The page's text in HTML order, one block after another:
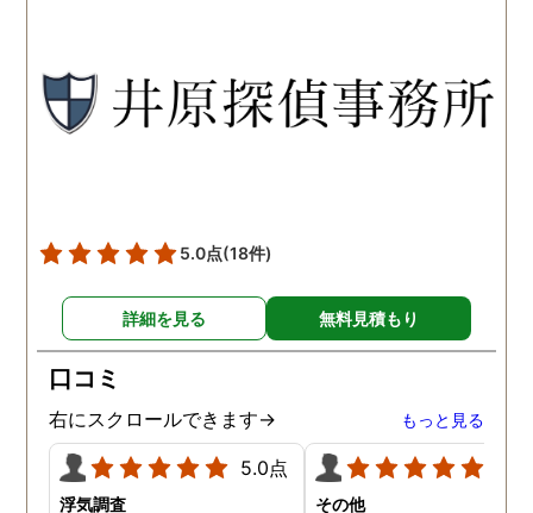
と思います。思い切ってお
願いして良かったです。 こ
の度はありがとうございま
とうございました。
5.0点(18件)
詳細を見る 無料見積もり
口コミ
右にスクロールできます→ もっと見る
5.0点
浮気調査 その他